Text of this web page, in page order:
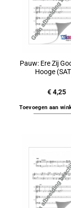
Pauw: Ere Zij
Hooge
€4,25
Toevoegen aan